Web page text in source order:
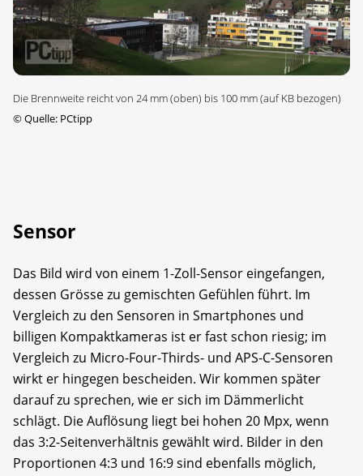
Die Brennweite reicht von 24 mm (oben) bis 100 mm (auf KB bezogen)
©Quelle: PCtipp
Sensor
Das Bild wird von einem 1-Zoll-Sensor eingefangen,
dessen Grösse zu gemischten Gefühlen führt. Im
Vergleich zu den Sensoren in Smartphones und
billigen Kompaktkameras ist er fast schon riesig; im
Vergleich zu Micro-Four-Thirds- und APS-C-Sensoren
wirkt er hingegen bescheiden. Wir kommen später
darauf zu sprechen, wie er sich im Dämmerlicht
schlägt. Die Auflösung liegt bei hohen 20 Mpx, wenn
das 3:2-Seitenverhältnis gewählt wird. Bilder in den
Proportionen 4:3 und 16:9 sind ebenfalls möglich,